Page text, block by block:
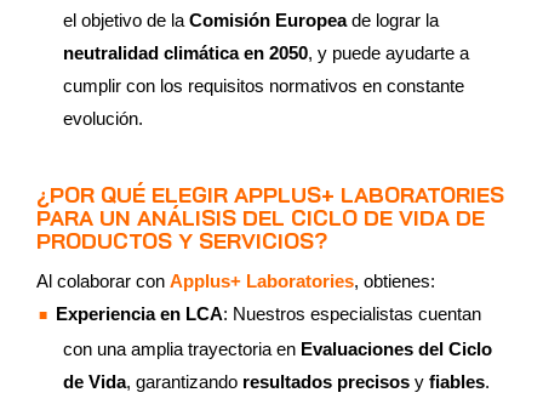
el objetivo de la Comisión Europeade lograr la
neutralidad climática en 2050, y puede ayudarte a
cumplir con los requisitos normativos en constante
evolución.
¿POR QUÉ ELEGIR APPLUS+ LABORATORIES
PARA UN ANÁLISIS DEL CICLO DE VIDA DE
PRODUCTOS Y SERVICIOS?
Al colaborar con Applus+ Laboratories, obtienes:
Experiencia en LCA: Nuestros especialistas cuentan
con una amplia trayectoria en Evaluaciones del Ciclo
de Vida, garantizando resultados precisos y fiables.